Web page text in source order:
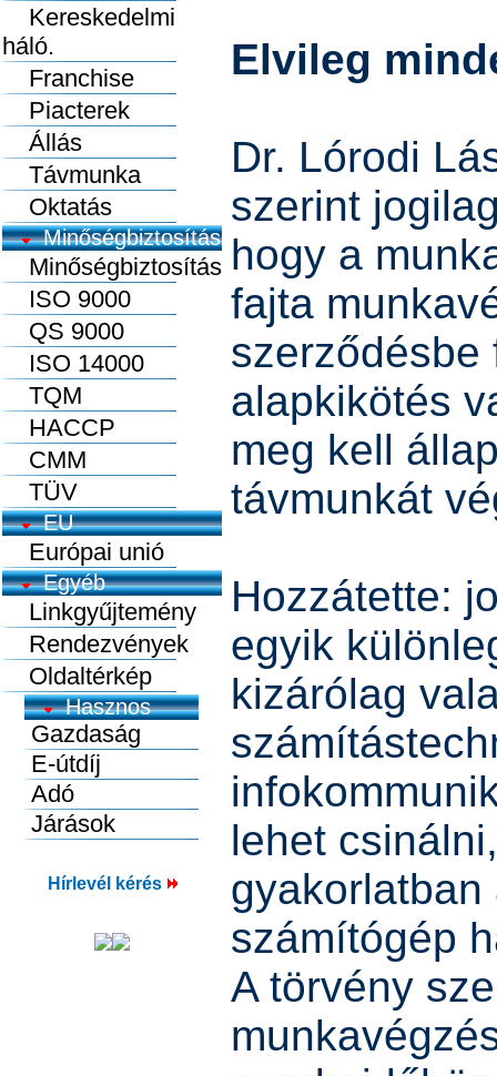
Kereskedelmi
háló.
Franchise
Piacterek
Állás
Távmunka
Oktatás
Minőségbiztosítás
Minőségbiztosítás
ISO 9000
QS 9000
ISO 14000
TQM
HACCP
CMM
TÜV
EU
Európai unió
Egyéb
Linkgyűjtemény
Rendezvények
Oldaltérkép
Hírlevél kérés
Elvileg
Dr. Lórodi
szerint
hogy a
fajta
szerződésbe
alapkikötés
meg kell
távmunkát
Hozzátette:
egyik
kizárólag
lehet
számítógép
A törvény